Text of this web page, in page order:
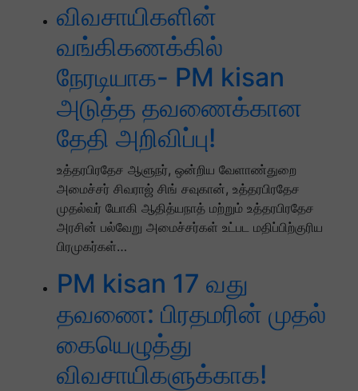
விவசாயிகளின்
வங்கிகணக்கில்
நேரடியாக- PM kisan
அடுத்த தவணைக்கான
தேதி அறிவிப்பு!
உத்தரபிரதேச ஆளுநர், ஒன்றிய வேளாண்துறை
அமைச்சர் சிவராஜ் சிங் சவுகான், உத்தரபிரதேச
முதல்வர் யோகி ஆதித்யநாத் மற்றும் உத்தரபிரதேச
அரசின் பல்வேறு அமைச்சர்கள் உட்பட மதிப்பிற்குரிய
பிரமுகர்கள்…
PM kisan 17 வது
தவணை: பிரதமரின் முதல்
கையெழுத்து
விவசாயிகளுக்காக!